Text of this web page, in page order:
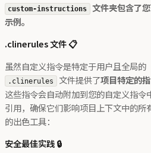
custom-instructions 文件夹包含了
示例。
.clinerules 文件 📋
虽然自定义指令是特定于用户且全局的
.clinerules 文件提供了项目特定的
这些指令会自动附加到您的自定义指
引用，确保它们影响项目上下文中的
的出色工具：
安全最佳实践 🔒